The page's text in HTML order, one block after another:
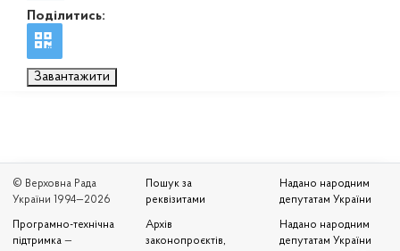
Поділитись:
Завантажити
© Верховна Рада
України 1994—2026
Програмно-технічна
підтримка —
Пошук за
реквізитами
Архів
законопроєктів,
Надано народним
депутатам України
Надано народним
депутатам України